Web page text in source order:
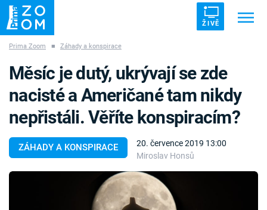
ŽIVĚ
ZÁHADY VETŘELCI DÁVNOVĚKU
Témata
Prima Zoom ■ Záhady a konspirace
ZÁHADY A KONSPIRACE
20. července 2019 13:00
Miroslav Honsů
Měsíc je dutý, ukrývají se zde
nacisté a Američané tam nikdy
nepřistáli. Věříte konspiracím?